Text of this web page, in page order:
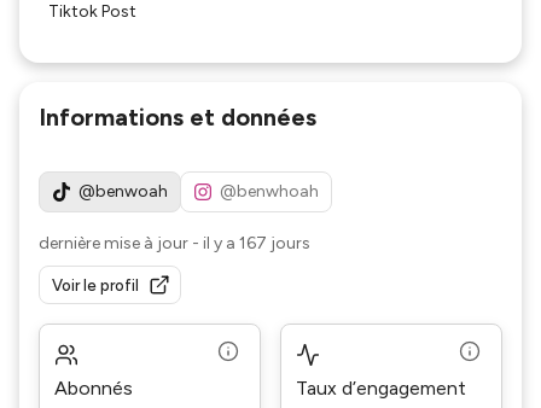
Tiktok Post
Informations et données
@benwoah @benwhoah
dernière mise à jour - il y a 167 jours
Voir le profil
Abonnés Taux d’engagement